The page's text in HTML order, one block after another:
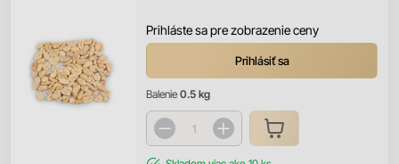
Prihláste sa pre zobrazenie ceny
Prihlásiť sa
Balenie 0.5 kg